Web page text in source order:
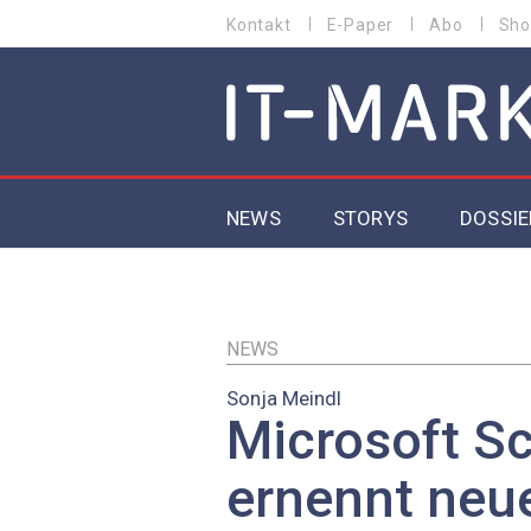
zum
MENU
Kontakt E-Paper Abo
MAIN NAVIGATION
NEWS STORYS
EU-
NEWS
Sonja Meindl
Microsoft
ernennt